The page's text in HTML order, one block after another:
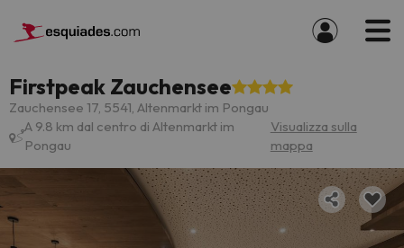
Firstpeak Zauchensee
Zauchensee 17, 5541, Altenmarkt im Pongau
A 9.8 km dal centro di Altenmarkt im
Pongau
Visualizza sulla
mappa